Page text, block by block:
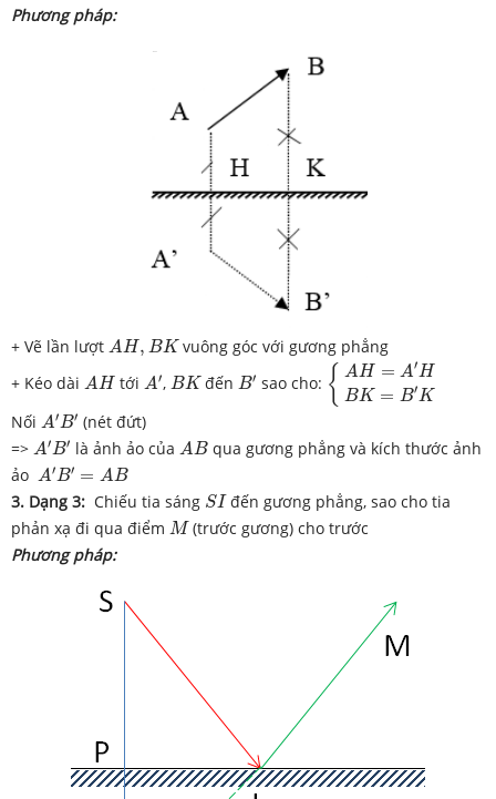
Phương pháp:
+ Vẽ lần lượt AH, BK
A H, K
vuông góc với gương phẳng
+ Kéo dài AH
A H tới A′
A′, BK
BK đến B′
B′ sao cho: { AH = A′H
BK = B′K
{AH=A′H BK=
Nối A′B′
A′B′ (nét đứt)
=> A′B′
A′B′ là ảnh ảo của AB
AB qua gương phẳng và kích thước ảnh
ảo A′B′ = AB
A′B′=
3. Dạng 3: Chiếu tia sáng SI
SI đến gương phẳng, sao cho tia
phản xạ đi qua điểm M
M(trước gương) cho trước
Phương pháp: